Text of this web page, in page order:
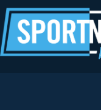
al
contenuto